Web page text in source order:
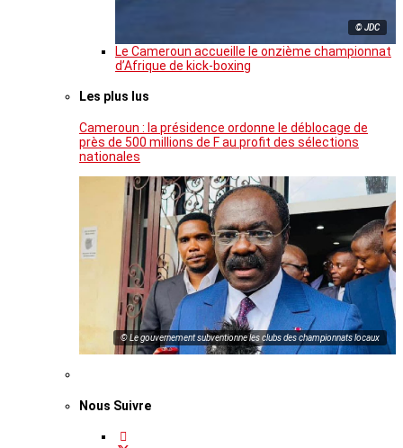
© JDC
Le Cameroun accueille le onzième championnat
d’Afrique de kick-boxing
Les plus lus
Cameroun : la présidence ordonne le déblocage de
près de 500 millions de F au profit des sélections
nationales
© Le gouvernement subventionne les clubs des championnats locaux
Nous Suivre